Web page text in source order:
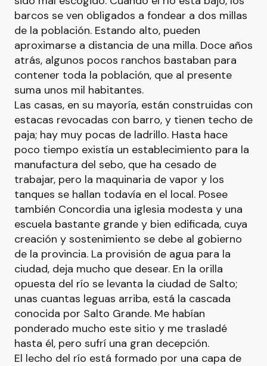
barcos se ven obligados a fondear a dos millas
de la población. Estando alto, pueden
aproximarse a distancia de una milla. Doce años
atrás, algunos pocos ranchos bastaban para
contener toda la población, que al presente
suma unos mil habitantes.
Las casas, en su mayoría, están construidas con
estacas revocadas con barro, y tienen techo de
paja; hay muy pocas de ladrillo. Hasta hace
poco tiempo existía un establecimiento para la
manufactura del sebo, que ha cesado de
trabajar, pero la maquinaria de vapor y los
tanques se hallan todavía en el local. Posee
también Concordia una iglesia modesta y una
escuela bastante grande y bien edificada, cuya
creación y sostenimiento se debe al gobierno
de la provincia. La provisión de agua para la
ciudad, deja mucho que desear. En la orilla
opuesta del río se levanta la ciudad de Salto;
unas cuantas leguas arriba, está la cascada
conocida por Salto Grande. Me habían
ponderado mucho este sitio y me trasladé
hasta él, pero sufrí una gran decepción.
El lecho del río está formado por una capa de